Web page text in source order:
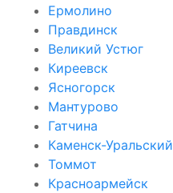
Ермолино
Правдинск
Великий Устюг
Киреевск
Ясногорск
Мантурово
Гатчина
Каменск-Уральский
Томмот
Красноармейск